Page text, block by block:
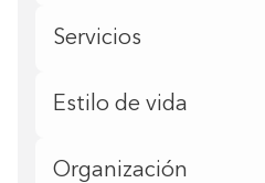
Servicios
Estilo de vida
Organización